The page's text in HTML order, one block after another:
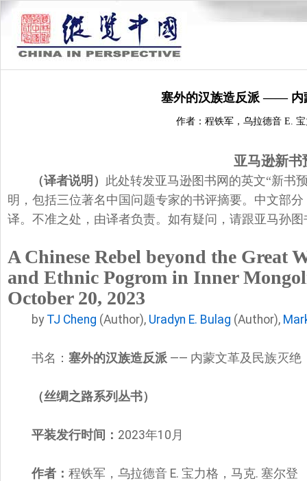
塞外的汉族造反派 —— 内
作者：程铁军，乌拉德音 E.
亚马逊新书
（译者说明） 此处转发亚马逊图书网的英文“新书
明，包括三位著名中国问题专家的书评摘要。中文部
译。不准之处，由译者负责。如有疑问，请跟亚马孙
A Chinese Rebel beyond the Great
and Ethnic Pogrom in Inner
October 20, 2023
by TJ Cheng (Author), Uradyn E. Bulag (Author),
书名：塞外的汉族造反派 —— 内蒙文革及民族灭绝
（丝绸之路系列丛书）
平装发行时间： 2023年10月
作者：程铁军，乌拉德音 E. 宝力格，马克. 塞尔登